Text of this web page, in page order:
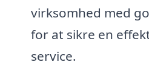
virksomhed med
for at sikre en
service.